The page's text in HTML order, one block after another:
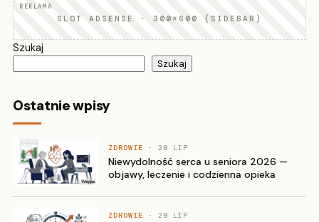
SLOT ADSENSE · 300×600 (SIDEBAR)
Szukaj
Szukaj
Ostatnie wpisy
ZDROWIE · 28 LIP
Niewydolność serca u seniora 2026 —
objawy, leczenie i codzienna opieka
ZDROWIE · 28 LIP